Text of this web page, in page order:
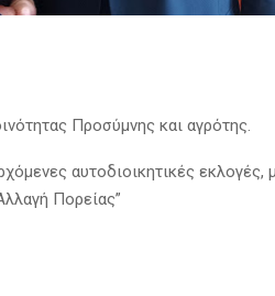
Προσύμνης και αγρότης.
αυτοδιοικητικές εκλογές,
Πορείας”